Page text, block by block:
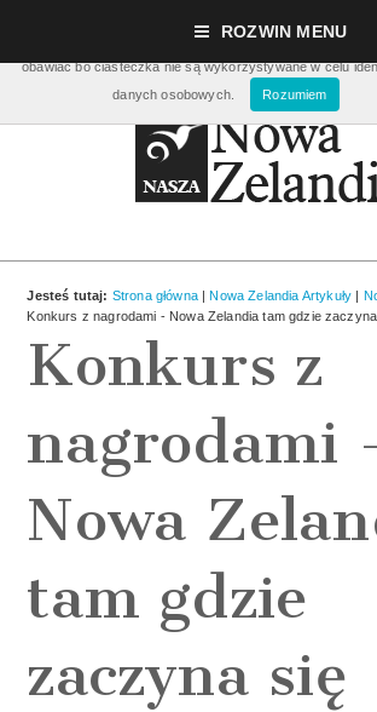
ROZWIN MENU
Jesteś tutaj: Strona główna|Nowa Zelandia Artykuły |
Konkurs z nagrodami - Nowa Zelandia tam gdzie
Konkurs z
nagrodami
Nowa
tam gdzie
zaczyna się
Nasza strona używa ciasteczek (cookies), dzięki którym
obawiać bo ciasteczka nie są wykorzystywane w celu
danych osobowych.
Rozumiem